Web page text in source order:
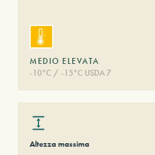
MEDIO ELEVATA
-10°C / -15°C USDA 7
Altezza massima